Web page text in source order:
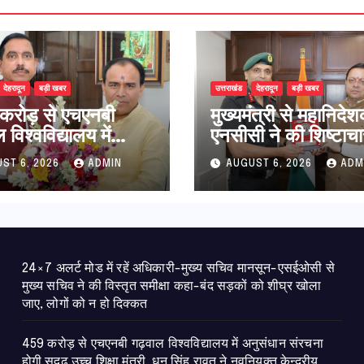
देहरादून बड़ी खबर
से एचएनबी
में
संरचना होगी
शिक्षा मंत्री धन
ने नवनियुक्त
6, 2026 ADMIN
उत्तराखंड देहरादून बड़ी खबर
मुख्यमंत्री से
एनसीसी ने की
भेंट,उत्तराखण्ड में
विस्तार एवं आधुनिक
आधारभूत संरचना के
AUGUST 6, 2026
24×7 अलर्ट मोड में रहें अधिकारी-मुख्य सचिव मानसून-एसईओसी से
मुख्य सचिव ने की विस्तृत समीक्षा कहा-बंद सड़कों को शीघ्र खोला
जाए, लोगों को न हो दिक्कत
459 करोड़ से एचएनबी गढ़वाल विश्वविद्यालय में अनुसंधान संरचना